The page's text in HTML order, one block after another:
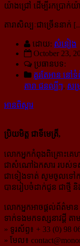
យ៉ាងជ្រៅ ដើម្បីរកប្រាក់
តារាសិល្បៈជាច្រើននាក់
ដោយ: សំនៀង
October 23,
ប្រធានបទ:
គួរតែអាន នៅទំ
តារា ជនល្បីៗ, សម្
អានពិស្ដារ
ប្រិយមិត្ត ជាទីមេត្រី,
លោកអ្នកកំពុងពិគ្រោះគេ
ជាសំណៅឯកសារ របស់ទស្ស
ជាទៀងទាត់ សូមចូលទៅក
បានរៀបចំដាក់ជូន ជាថ្មី
លោកអ្នកអាចផ្ដល់ព័ត៌ម
ទាក់ទងមកទស្សនាវដ្ដី តា
» ទូរស័ព្ទ៖ + 33 (0) 98
» មែល៖